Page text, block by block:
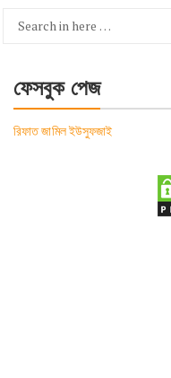
Search
ফেসবুক পেজ
রিফাত জামিল ইউসুফজাই